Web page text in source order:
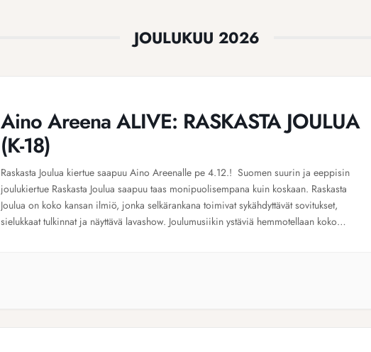
JOULUKUU 2026
Aino Areena ALIVE: RASKASTA JOULUA
(K-18)
Raskasta Joulua kiertue saapuu Aino Areenalle pe 4.12.! Suomen suurin ja eeppisin
joulukiertue Raskasta Joulua saapuu taas monipuolisempana kuin koskaan. Raskasta
Joulua on koko kansan ilmiö, jonka selkärankana toimivat sykähdyttävät sovitukset,
sielukkaat tulkinnat ja näyttävä lavashow. Joulumusiikin ystäviä hemmotellaan koko